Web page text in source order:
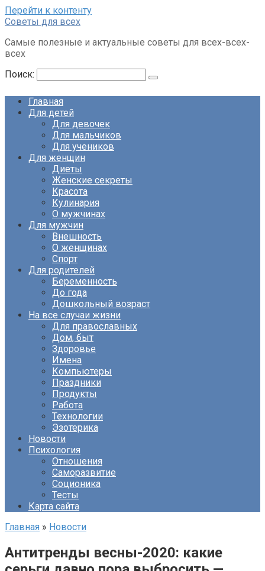
Перейти к контенту
Советы для всех
Самые полезные и актуальные советы для всех-всех-
всех
Поиск:
Главная
Для детей
Для девочек
Для мальчиков
Для учеников
Для женщин
Диеты
Женские секреты
Красота
Кулинария
О мужчинах
Для мужчин
Внешность
О женщинах
Спорт
Для родителей
Беременность
До года
Дошкольный возраст
На все случаи жизни
Для православных
Дом, быт
Здоровье
Имена
Компьютеры
Праздники
Продукты
Работа
Технологии
Эзотерика
Новости
Психология
Отношения
Саморазвитие
Соционика
Тесты
Карта сайта
Главная » Новости
Антитренды весны-2020: какие